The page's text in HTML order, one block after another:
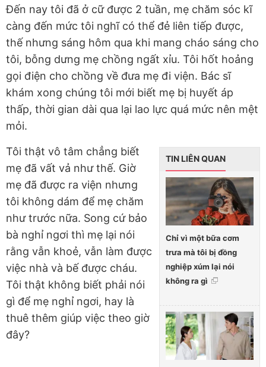
Đến nay tôi đã ở cữ được 2 tuần, mẹ chăm sóc kĩ
càng đến mức tôi nghĩ có thể đẻ liên tiếp được,
thế nhưng sáng hôm qua khi mang cháo sáng cho
tôi, bỗng dưng mẹ chồng ngất xỉu. Tôi hốt hoảng
gọi điện cho chồng về đưa mẹ đi viện. Bác sĩ
khám xong chúng tôi mới biết mẹ bị huyết áp
thấp, thời gian dài qua lại lao lực quá mức nên mệt
mỏi.
TIN LIÊN QUAN
Chỉ vì một bữa cơm
trưa mà tôi bị đồng
nghiệp xúm lại nói
không ra gì
Tôi thật vô tâm chẳng biết
mẹ đã vất vả như thế. Giờ
mẹ đã được ra viện nhưng
tôi không dám để mẹ chăm
như trước nữa. Song cứ bảo
bà nghỉ ngơi thì mẹ lại nói
rằng vẫn khoẻ, vẫn làm được
việc nhà và bế được cháu.
Tôi thật không biết phải nói
gì để mẹ nghỉ ngơi, hay là
thuê thêm giúp việc theo giờ
đây?